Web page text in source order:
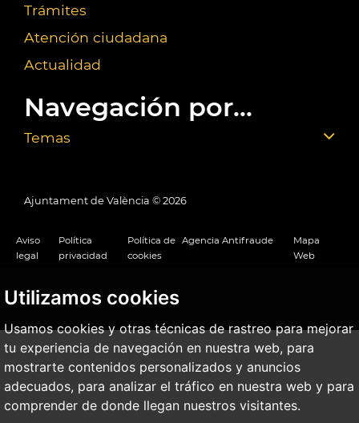
Utilizamos cookies
Usamos cookies y otras técnicas de rastreo para mejorar
tu experiencia de navegación en nuestra web, para
mostrarte contenidos personalizados y anuncios
adecuados, para analizar el tráfico en nuestra web y para
comprender de donde llegan nuestros visitantes.
Trámites
Atención ciudadana
Actualidad
Navegación por...
Temas
Ajuntament de València © 2026
Aviso
legal
Política
privacidad
Política de
cookies
Agencia Antifraude
Mapa
Web